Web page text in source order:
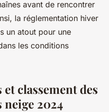
avant de rencontrer
la réglementation hiver
un atout pour une
les conditions
classement des
2024